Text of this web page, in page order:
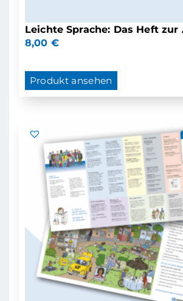
Leichte Sprache: Das Heft
8,00 €
Produkt ansehen